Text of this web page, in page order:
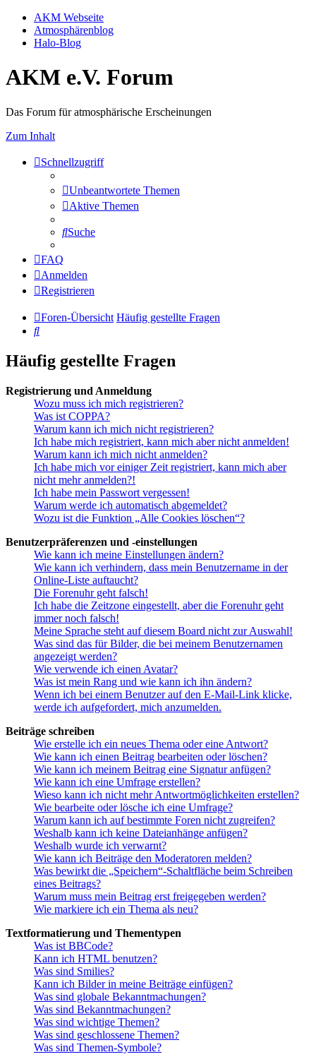
AKM Webseite
Atmosphärenblog
Halo-Blog
AKM e.V. Forum
Das Forum für atmosphärische Erscheinungen
Zum Inhalt
Schnellzugriff
Unbeantwortete Themen
Aktive Themen
Suche
FAQ
Anmelden
Registrieren
Foren-Übersicht Häufig gestellte Fragen
Suche
Häufig gestellte Fragen
Registrierung und Anmeldung
Wozu muss ich mich registrieren?
Was ist COPPA?
Warum kann ich mich nicht registrieren?
Ich habe mich registriert, kann mich aber nicht anmelden!
Warum kann ich mich nicht anmelden?
Ich habe mich vor einiger Zeit registriert, kann mich aber
nicht mehr anmelden?!
Ich habe mein Passwort vergessen!
Warum werde ich automatisch abgemeldet?
Wozu ist die Funktion „Alle Cookies löschen“?
Benutzerpräferenzen und -einstellungen
Wie kann ich meine Einstellungen ändern?
Wie kann ich verhindern, dass mein Benutzername in der
Online-Liste auftaucht?
Die Forenuhr geht falsch!
Ich habe die Zeitzone eingestellt, aber die Forenuhr geht
immer noch falsch!
Meine Sprache steht auf diesem Board nicht zur Auswahl!
Was sind das für Bilder, die bei meinem Benutzernamen
angezeigt werden?
Wie verwende ich einen Avatar?
Was ist mein Rang und wie kann ich ihn ändern?
Wenn ich bei einem Benutzer auf den E-Mail-Link klicke,
werde ich aufgefordert, mich anzumelden.
Beiträge schreiben
Wie erstelle ich ein neues Thema oder eine Antwort?
Wie kann ich einen Beitrag bearbeiten oder löschen?
Wie kann ich meinem Beitrag eine Signatur anfügen?
Wie kann ich eine Umfrage erstellen?
Wieso kann ich nicht mehr Antwortmöglichkeiten erstellen?
Wie bearbeite oder lösche ich eine Umfrage?
Warum kann ich auf bestimmte Foren nicht zugreifen?
Weshalb kann ich keine Dateianhänge anfügen?
Weshalb wurde ich verwarnt?
Wie kann ich Beiträge den Moderatoren melden?
Was bewirkt die „Speichern“-Schaltfläche beim Schreiben
eines Beitrags?
Warum muss mein Beitrag erst freigegeben werden?
Wie markiere ich ein Thema als neu?
Textformatierung und Thementypen
Was ist BBCode?
Kann ich HTML benutzen?
Was sind Smilies?
Kann ich Bilder in meine Beiträge einfügen?
Was sind globale Bekanntmachungen?
Was sind Bekanntmachungen?
Was sind wichtige Themen?
Was sind geschlossene Themen?
Was sind Themen-Symbole?